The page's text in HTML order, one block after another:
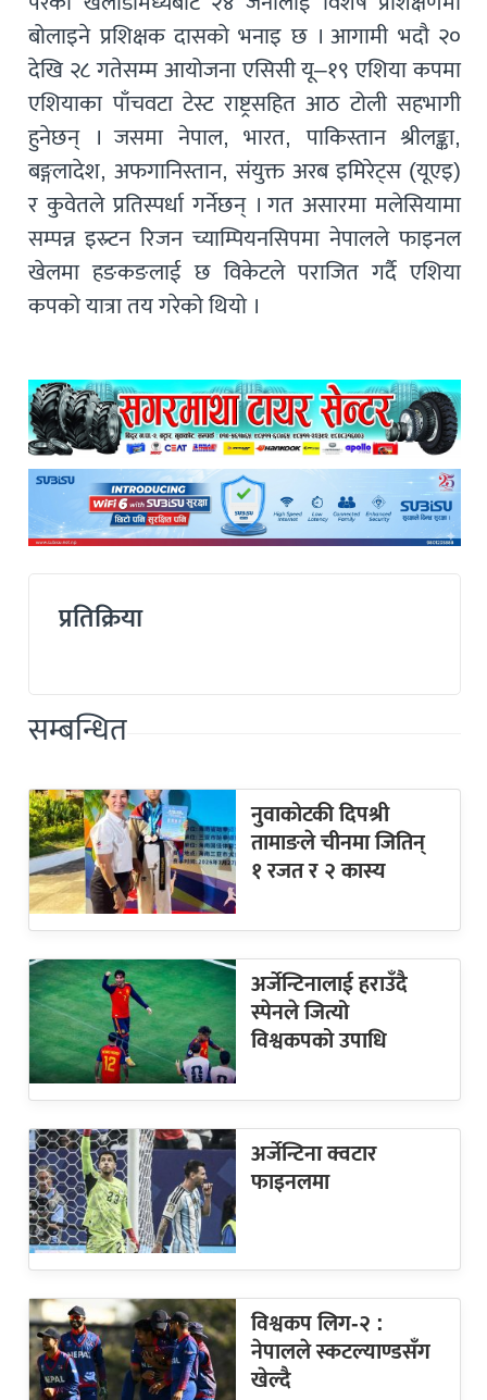
बोलाइने प्रशिक्षक दासको भनाइ छ । आगामी भदौ २०
देखि २८ गतेसम्म आयोजना एसिसी यू–१९ एशिया कपमा
एशियाका पाँचवटा टेस्ट राष्ट्रसहित आठ टोली सहभागी
हुनेछन् । जसमा नेपाल, भारत, पाकिस्तान श्रीलङ्का,
बङ्गलादेश, अफगानिस्तान, संयुक्त अरब इमिरेट्स (यूएइ)
र कुवेतले प्रतिस्पर्धा गर्नेछन् । गत असारमा मलेसियामा
सम्पन्न इस्र्टन रिजन च्याम्पियनसिपमा नेपालले फाइनल
खेलमा हङकङलाई छ विकेटले पराजित गर्दै एशिया
कपको यात्रा तय गरेको थियो ।
प्रतिक्रिया
सम्बन्धित
नुवाकोटकी दिपश्री
तामाङले चीनमा जितिन्
१ रजत र २ कास्य
अर्जेन्टिनालाई हराउँदै
स्पेनले जित्यो
विश्वकपको उपाधि
अर्जेन्टिना क्वटार
फाइनलमा
विश्वकप लिग-२ :
नेपालले स्कटल्याण्डसँग
खेल्दै